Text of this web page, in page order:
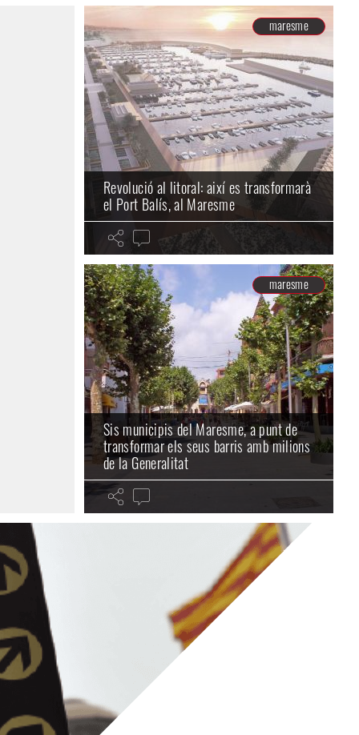
maresme
Revolució al litoral: així es transformarà
el Port Balís, al Maresme
maresme
Sis municipis del Maresme, a punt de
transformar els seus barris amb milions
de la Generalitat